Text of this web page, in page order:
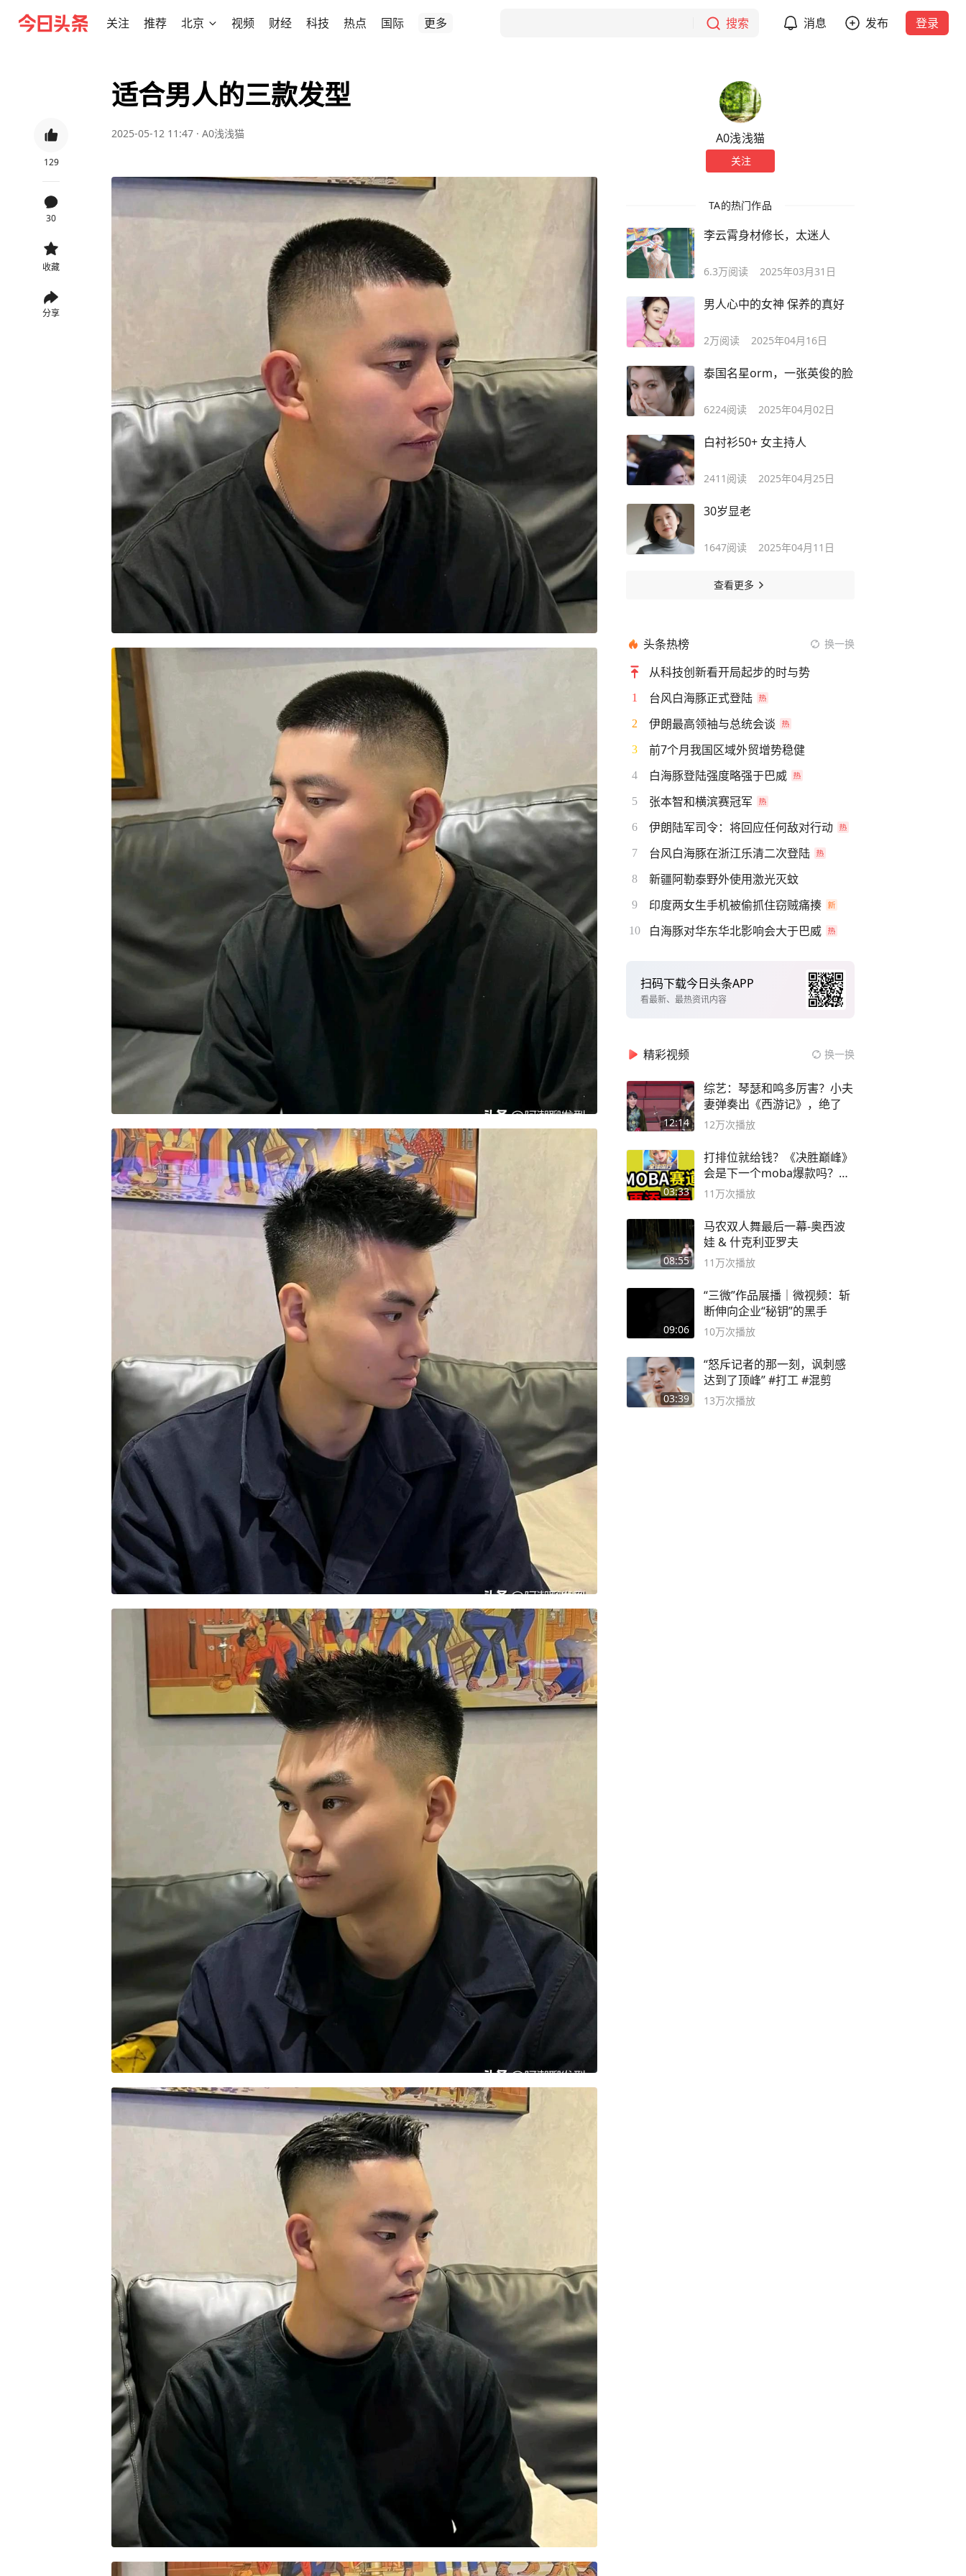
关注 推荐 北京 视频 财经 科技 热点 国际 更多 搜索 消息 发布 登录
129
30
收藏
分享
适合男人的三款发型
2025-05-12 11:47 · A0浅浅猫 A0浅浅猫
关注
TA的热门作品
李云霄身材修长，太迷人
6.3万阅读 2025年03月31日
男人心中的女神 保养的真好
2万阅读 2025年04月16日
泰国名星orm，一张英俊的脸
6224阅读 2025年04月02日
白衬衫50+ 女主持人
2411 阅读 2025年04月25日
30岁显老
1647阅读 2025年04月11日
查看更多
头条热榜 换一换
从科技创新看开局起步的时与势
1 台风白海豚正式登陆
2 伊朗最高领袖与总统会谈
3 前7个月我国区域外贸增势稳健
4 白海豚登陆强度略强于巴威
5 张本智和横滨赛冠军
6 伊朗陆军司令：将回应任何敌对行动
7 台风白海豚在浙江乐清二次登陆
8 新疆阿勒泰野外使用激光灭蚊
9 印度两女生手机被偷抓住窃贼痛揍
10 白海豚对华东华北影响会大于巴威
扫码下载今日头条APP
看最新、最热资讯内容
精彩视频 换一换
12:14
综艺：琴瑟和鸣多厉害？小夫
妻弹奏出《西游记》，绝了
12万次播放
03:33
打排位就给钱？《决胜巅峰》
会是下一个moba爆款吗？#
决胜巅峰
11万次播放
08:55
马农双人舞最后一幕-奥西波
娃 & 什克利亚罗夫
11万次播放
09:06
“三微”作品展播｜微视频：斩
断伸向企业“秘钥”的黑手
10万次播放
03:39
“怒斥记者的那一刻，讽刺感
达到了顶峰” #打工 #混剪
13万次播放